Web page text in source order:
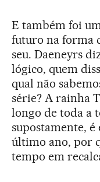
E também foi
futuro na forma
seu. Daeneyrs
lógico, quem
qual não
série? A rainha
longo de toda a
supostamente,
último ano, por
tempo em